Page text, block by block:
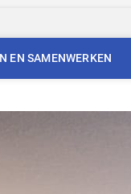
EN SAMENWERKEN